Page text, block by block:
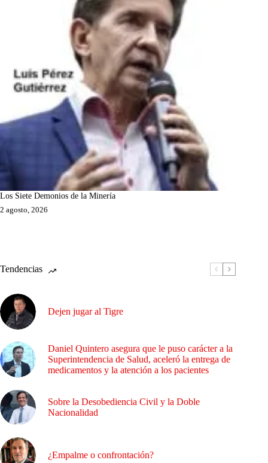
Los Siete Demonios de la Minería
2 agosto, 2026
Tendencias
Dejen jugar al Tigre
Daniel Quintero asegura que le puso carácter a la
Superintendencia de Salud, aceleró la entrega de
medicamentos y la atención a los pacientes
Sobre la Desobediencia Civil y la Doble
Nacionalidad
¿Empalme o confrontación?